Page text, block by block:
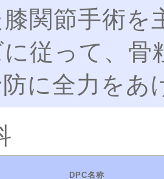
関節手術を
従って、骨
に全力をあ
DPC名称